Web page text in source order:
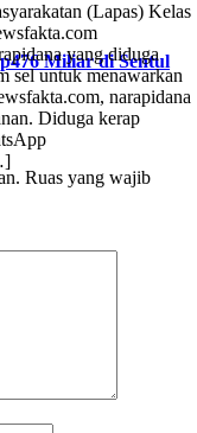
Miliar di Sentul
Ruas yang wajib
(Lapas) Kelas
yang diduga
sel untuk menawarkan
narapidana
Diduga kerap